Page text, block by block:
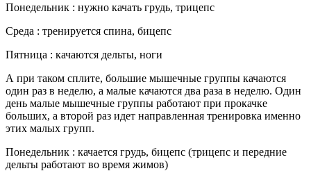
Понедельник : нужно качать грудь, трицепс
Среда : тренируется спина, бицепс
Пятница : качаются дельты, ноги
А при таком сплите, большие мышечные группы качаются
один раз в неделю, а малые качаются два раза в неделю. Один
день малые мышечные группы работают при прокачке
больших, а второй раз идет направленная тренировка именно
этих малых групп.
Понедельник : качается грудь, бицепс (трицепс и передние
дельты работают во время жимов)